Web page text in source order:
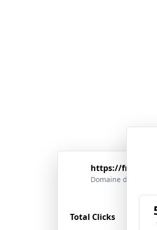
https://
Domaine de marque
Total Clicks